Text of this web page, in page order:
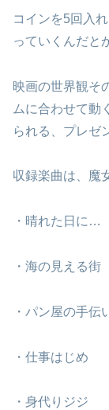
コインを5回入
っていくんだと
映画の世界観そ
ムに合わせて動
られる、プレゼ
収録楽曲は、魔
・晴れた日に…
・海の見える街
・パン屋の手伝
・仕事はじめ
・身代りジジ